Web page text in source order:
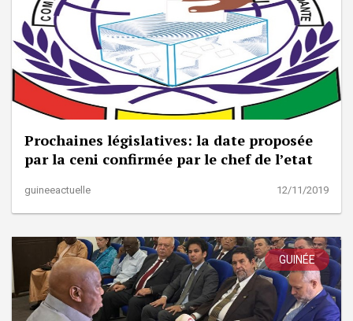
Prochaines législatives: la date proposée
par la ceni confirmée par le chef de l’etat
guineeactuelle 12/11/2019
GUINÉE